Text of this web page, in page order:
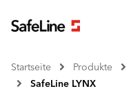
Startseite Produkte
SafeLine LYNX